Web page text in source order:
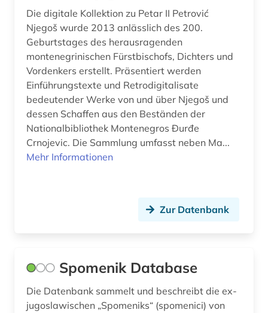
völkermord (1)
widerstand (1)
wissenschaft (1)
zeitschrift (1)
zeitschriften (1)
zweiter weltkrieg (1)
österreich (1)
Die digitale Kollektion zu Petar II Petrović
Njegoš wurde 2013 anlässlich des 200.
Geburtstages des herausragenden
montenegrinischen Fürstbischofs, Dichters und
Vordenkers erstellt. Präsentiert werden
Einführungstexte und Retrodigitalisate
bedeutender Werke von und über Njegoš und
dessen Schaffen aus den Beständen der
Nationalbibliothek Montenegros Đurđe
Crnojevic. Die Sammlung umfasst neben Ma...
Mehr Informationen
Zur Datenbank
Spomenik Database
Die Datenbank sammelt und beschreibt die ex-
jugoslawischen „Spomeniks“ (spomenici) von